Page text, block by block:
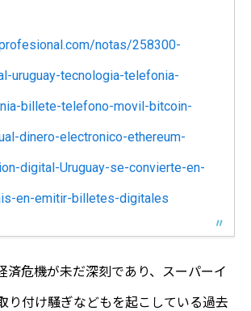
notas/258300-
uruguay-tecnologia-telefonia-
billete-telefono-movil-bitcoin-
dinero-electronico-ethereum-
digital-Uruguay-se-convierte-en-
en-emitir-billetes-digitales
済危機が未だ深刻であり、スーパーイ
り付け騒ぎなどもを起こしている過去